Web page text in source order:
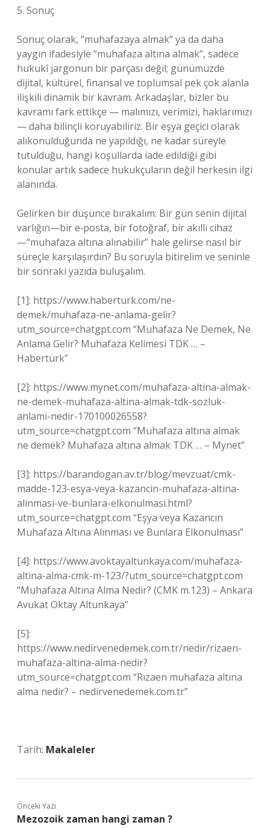
5. Sonuç
Sonuç olarak, “muhafazaya almak” ya da daha
yaygın ifadesiyle “muhafaza altına almak”, sadece
hukukî jargonun bir parçası değil; günümüzde
dijital, kültürel, finansal ve toplumsal pek çok alanla
ilişkili dinamik bir kavram. Arkadaşlar, bizler bu
kavramı fark ettikçe — malımızı, verimizi, haklarımızı
— daha bilinçli koruyabiliriz. Bir eşya geçici olarak
alıkonulduğunda ne yapıldığı, ne kadar süreyle
tutulduğu, hangi koşullarda iade edildiği gibi
konular artık sadece hukukçuların değil herkesin ilgi
alanında.
Gelirken bir düşünce bırakalım: Bir gün senin dijital
varlığın—bir e‑posta, bir fotoğraf, bir akıllı cihaz
—“muhafaza altına alınabilir” hale gelirse nasıl bir
süreçle karşılaşırdın? Bu soruyla bitirelim ve seninle
bir sonraki yazıda buluşalım.
[1]: https://www.haberturk.com/ne-
demek/muhafaza-ne-anlama-gelir?
utm_source=chatgpt.com “Muhafaza Ne Demek, Ne
Anlama Gelir? Muhafaza Kelimesi TDK … –
Habertürk”
[2]: https://www.mynet.com/muhafaza-altina-almak-
ne-demek-muhafaza-altina-almak-tdk-sozluk-
anlami-nedir-170100026558?
utm_source=chatgpt.com “Muhafaza altına almak
ne demek? Muhafaza altına almak TDK … – Mynet”
[3]: https://barandogan.av.tr/blog/mevzuat/cmk-
madde-123-esya-veya-kazancin-muhafaza-altina-
alinmasi-ve-bunlara-elkonulmasi.html?
utm_source=chatgpt.com “Eşya veya Kazancın
Muhafaza Altına Alınması ve Bunlara Elkonulması”
[4]: https://www.avoktayaltunkaya.com/muhafaza-
altina-alma-cmk-m-123/?utm_source=chatgpt.com
“Muhafaza Altına Alma Nedir? (CMK m.123) – Ankara
Avukat Oktay Altunkaya”
[5]:
https://www.nedirvenedemek.com.tr/nedir/rizaen-
muhafaza-altina-alma-nedir?
utm_source=chatgpt.com “Rızaen muhafaza altına
alma nedir? – nedirvenedemek.com.tr”
Tarih: Makaleler
Önceki Yazı
Mezozoik zaman hangi zaman ?